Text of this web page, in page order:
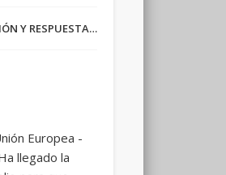
Y RESPUESTA…
Europea -
llegado la